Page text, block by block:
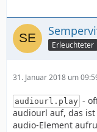
Erleuchteter
31. Januar 2018 um
audiourl.play -
audiourl auf, das
audio-Element